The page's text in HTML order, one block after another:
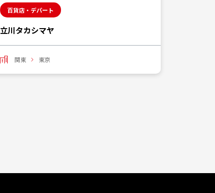
百貨店・デパート
立川タカシマヤ
関東 東京